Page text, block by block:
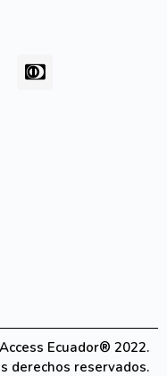
Ecuador® 2022.
derechos reservados.